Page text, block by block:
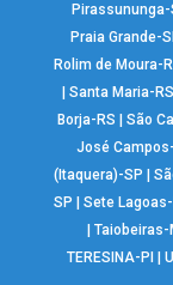
Pirassununga-
Praia Grande-
Rolim de Moura-
|Santa Maria-RS
Borja-RS
|São
José
(Itaquera)-SP
|
SP
|Sete Lagoas-
Taiobeiras-
TERESINA-PI
|